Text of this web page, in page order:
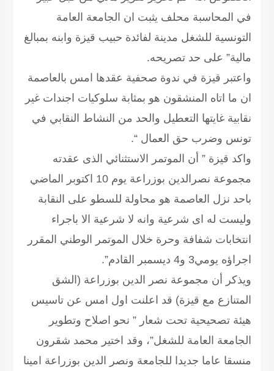
في المحاسبة محلف يثبت ان الجامعة العامة
التونسية للشغل مدينة لفائدة حبيب قيزة وابنه بمبالغ
مالية” على حد تصريحه.
واعتبر قيزة في ندوة صحفية عقدها امس بالعاصمة
ان ما اتاه المنشقون هو بمثابة سلوكيات اجندات غير
نقابية غايتها التعطيل والحد من النشاط النقابي في
تونس وضرب حق العمال “.
واكد قيزة ” أن الموتمر الاستثنائي الذى عقدته
مجموعة نصرالدين بوزراعة يوم 10 اكتوبر الماضي
باحد نزل العاصمة هو محاولة للسطو على النقابة
وليست له اى شرعية وانه لا شرعية الا باجراء
انتخابات شفافة وحرة خلال الموتمر الوطني المقرر
اجراؤه يومي3 و4 ديسمبر القادم”.
ويذكر أن مجموعة نصر الدين بوزراعة (الشق
المتنازع مع قيزة) قد اعلنت اول امس عن تاسيس
هيئة تصحيحية تحت شعار ” نحو اصلاح وتطوير
الجامعة العامة للشغل”، وقد اختير محمد شقرون
منسقا عاما جديدا للجامعة ونصر الدين بوزراعة امينا